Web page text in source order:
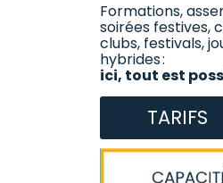
Formations,
soirées festives,
clubs, festivals,
hybrides :
ici, tout est
TARIFS